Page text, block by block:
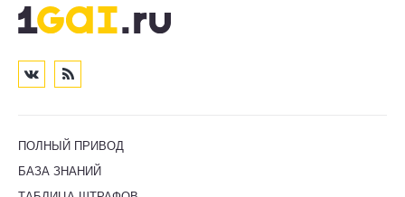
ПОЛНЫЙ ПРИВОД
БАЗА ЗНАНИЙ